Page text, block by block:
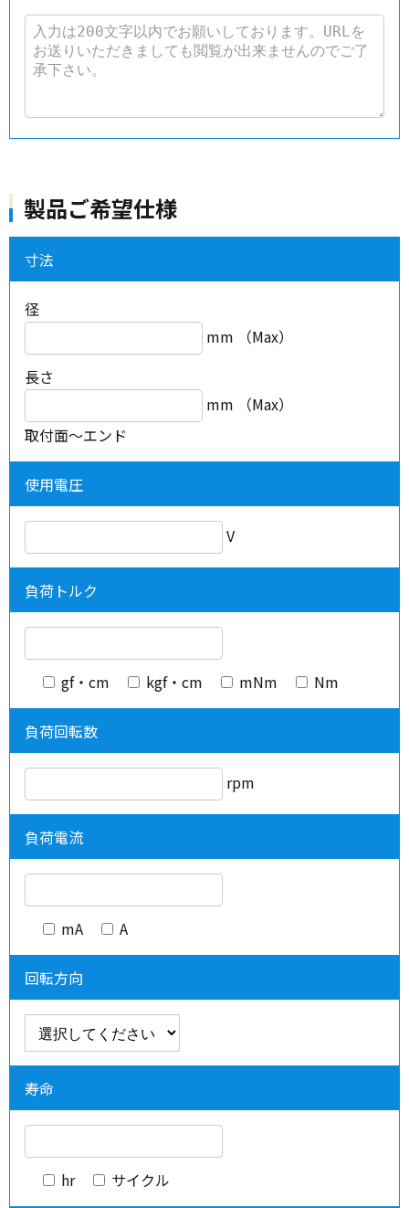
製品ご希望仕様
寸法
径
mm （Max）
長さ
mm （Max）
取付面～エンド
使用電圧
V
負荷トルク
gf・cm kgf・cm mNm Nm
負荷回転数
rpm
負荷電流
mA A
回転方向
寿命
hr サイクル